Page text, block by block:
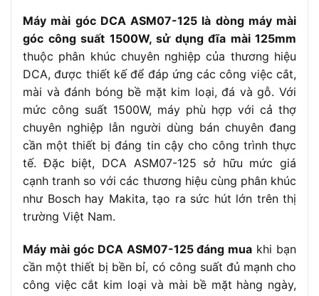
Máy mài góc DCA ASM07-125 là dòng máy mài
góc công suất 1500W, sử dụng đĩa mài 125mm
thuộc phân khúc chuyên nghiệp của thương hiệu
DCA, được thiết kế để đáp ứng các công việc cắt,
mài và đánh bóng bề mặt kim loại, đá và gỗ. Với
mức công suất 1500W, máy phù hợp với cả thợ
chuyên nghiệp lẫn người dùng bán chuyên đang
cần một thiết bị đáng tin cậy cho công trình thực
tế. Đặc biệt, DCA ASM07-125 sở hữu mức giá
cạnh tranh so với các thương hiệu cùng phân khúc
như Bosch hay Makita, tạo ra sức hút lớn trên thị
trường Việt Nam.
Máy mài góc DCA ASM07-125 đáng mua khi bạn
cần một thiết bị bền bỉ, có công suất đủ mạnh cho
công việc cắt kim loại và mài bề mặt hàng ngày,